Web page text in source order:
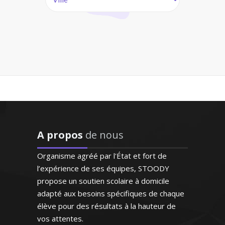
élève en première L)
est ma langue maternelle. J’enseigne
des cours particuliers en tenant compte
du niveau de mes élèves et de leurs
ambitions
A propos de nous
Organisme agréé par l'État et fort de
l’expérience de ses équipes, STOODY
propose un soutien scolaire à domicile
adapté aux besoins spécifiques de chaque
élève pour des résultats à la hauteur de
vos attentes.